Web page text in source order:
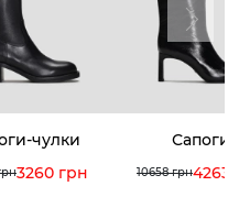
чулки
3260 грн
Сапоги
10658 грн4263